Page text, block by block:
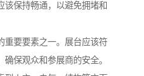
该保持畅通，以避免拥堵和
重要要素之一。展台应该符
保观众和参展商的安全。